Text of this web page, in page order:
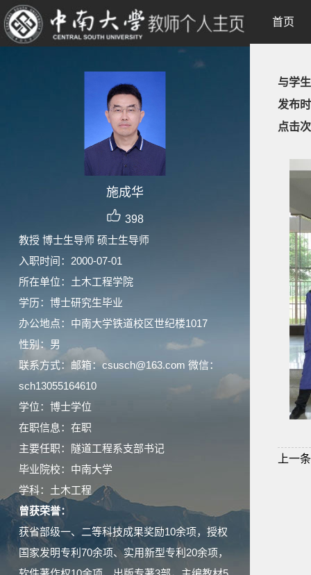
施成华
398
教授 博士生导师 硕士生导师
入职时间：2000-07-01
所在单位：土木工程学院
学历：博士研究生毕业
办公地点：中南大学铁道校区世纪楼1017
性别：男
联系方式：邮箱：csusch@163.com 微信：
sch13055164610
学位：博士学位
在职信息：在职
主要任职：隧道工程系支部书记
毕业院校：中南大学
学科：土木工程
曾获荣誉：
获省部级一、二等科技成果奖励10余项，授权
国家发明专利70余项、实用新型专利20余项，
首页
与学
发布
点击
上一